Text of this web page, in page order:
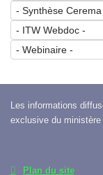
Les informations
exclusive du
Plan du site